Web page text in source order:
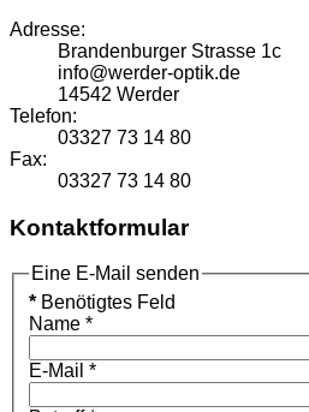
Adresse:
Brandenburger Strasse 1c
info@werder-optik.de
14542 Werder
Telefon:
03327 73 14 80
Fax:
03327 73 14 80
Kontaktformular
Eine E-Mail senden
* Benötigtes Feld
Name *
E-Mail *